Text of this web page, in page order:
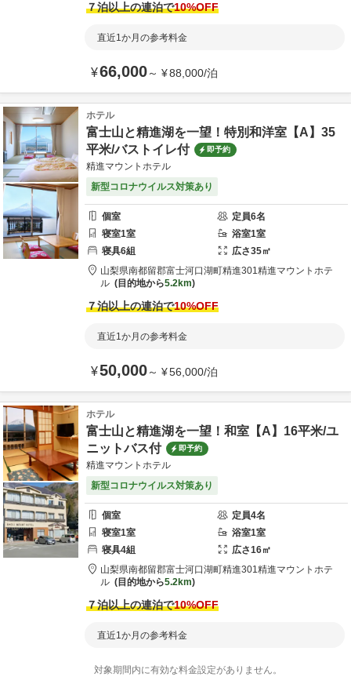
７泊以上の連泊で10%OFF
直近1か月の参考料金
¥66,000～ ¥88,000/泊
ホテル
富士山と精進湖を一望！特別和洋室【A】35
平米/バストイレ付
即予約
精進マウントホテル
新型コロナウイルス対策あり
個室 定員6名
寝室1室 浴室1室
寝具6組 広さ35㎡
山梨県南都留郡富士河口湖町精進301精進マウントホテ
ル
目的地から5.2km
７泊以上の連泊で10%OFF
直近1か月の参考料金
¥50,000～ ¥56,000/泊
ホテル
富士山と精進湖を一望！和室【A】16平米/ユ
ニットバス付
即予約
精進マウントホテル
新型コロナウイルス対策あり
個室 定員4名
寝室1室 浴室1室
寝具4組 広さ16㎡
山梨県南都留郡富士河口湖町精進301精進マウントホテ
ル
目的地から5.2km
７泊以上の連泊で10%OFF
直近1か月の参考料金
対象期間内に有効な料金設定がありません。